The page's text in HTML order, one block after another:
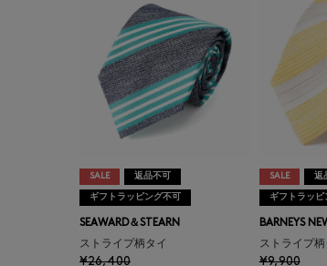
SALE 返品不可
ギフトラッピング不可
SEAWARD＆STEARN
ストライプ柄タイ
¥26,400
SALE 返
ギフトラッピ
BARNEYS
ストライプ柄
¥9,900